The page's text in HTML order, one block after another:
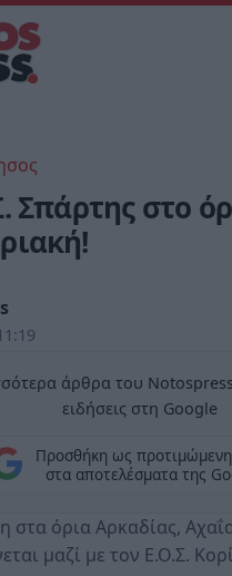
Σπάρτης στο
άρθρα του
ειδήσεις στη Google
Προσθήκη ως
στα αποτελέσματα της
στα όρια Αρκαδίας,
μαζί με τον Ε.Ο.Σ.